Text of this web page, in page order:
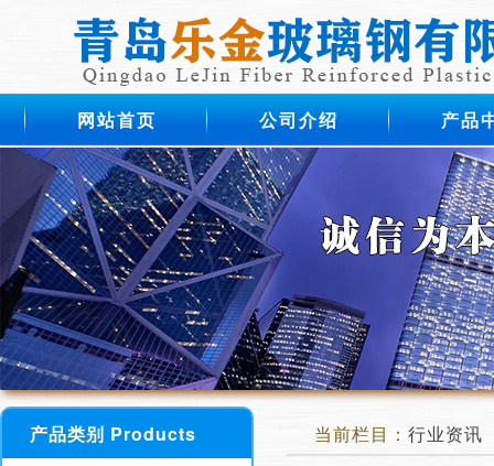
网站首页 公司介绍 产品
产品类别 Products 当前栏目： 行业资讯